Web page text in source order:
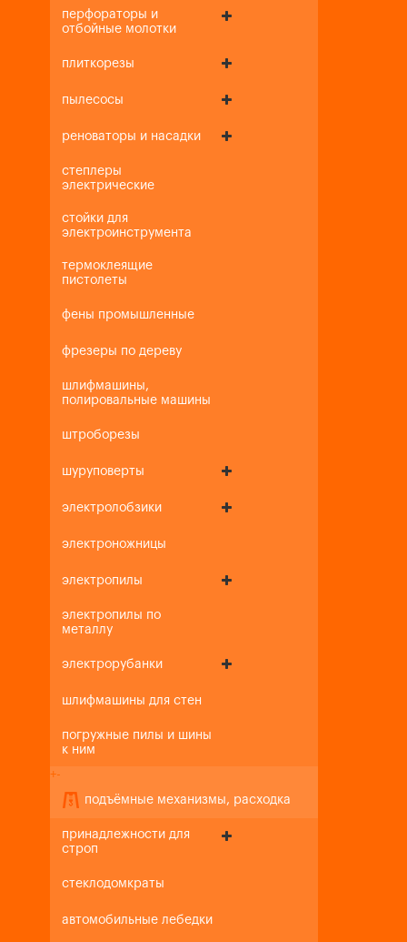
перфораторы и
отбойные молотки
плиткорезы
пылесосы
реноваторы и насадки
степлеры
электрические
стойки для
электроинструмента
термоклеящие
пистолеты
фены промышленные
фрезеры по дереву
шлифмашины,
полировальные машины
штроборезы
шуруповерты
электролобзики
электроножницы
электропилы
электропилы по
металлу
электрорубанки
шлифмашины для стен
погружные пилы и шины
к ним
+-
подъёмные механизмы, расходка
принадлежности для
строп
стеклодомкраты
автомобильные лебедки